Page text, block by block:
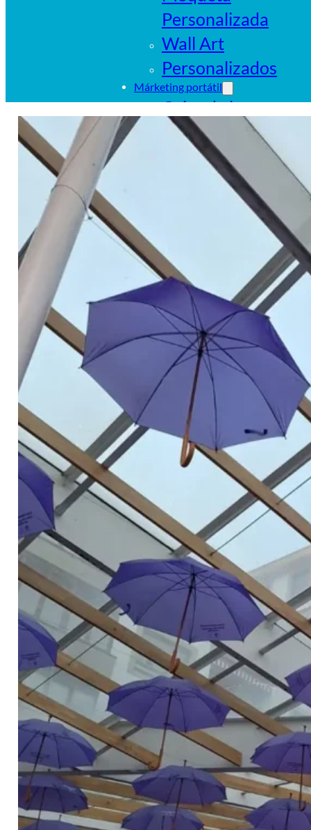
Personalizada
Wall Art
Personalizados
Márketing portátil
Cajas de luz
portátiles
Sistemas
tubulares
Carpas
Contacto